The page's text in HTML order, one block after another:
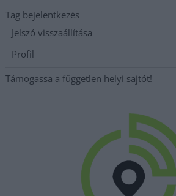
Tag bejelentkezés
Jelszó visszaállítása
Profil
Támogassa a független helyi sajtót!